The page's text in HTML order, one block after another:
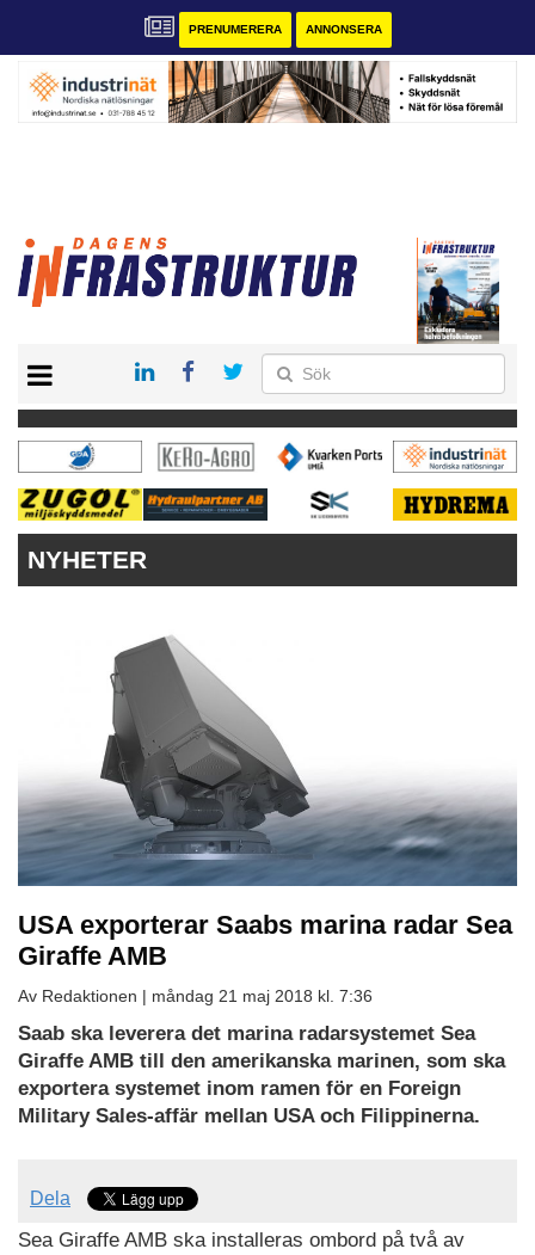
PRENUMERERA ANNONSERA
KONTAKT
VÅRA ANDRA MAGASIN
PRENUMERERA
ANNONSERA
NYHETER
USA exporterar Saabs marina radar Sea
Giraffe AMB
Av Redaktionen | måndag 21 maj 2018 kl. 7:36
Saab ska leverera det marina radarsystemet Sea
Giraffe AMB till den amerikanska marinen, som ska
exportera systemet inom ramen för en Foreign
Military Sales-affär mellan USA och Filippinerna.
Dela
Sea Giraffe AMB ska installeras ombord på två av